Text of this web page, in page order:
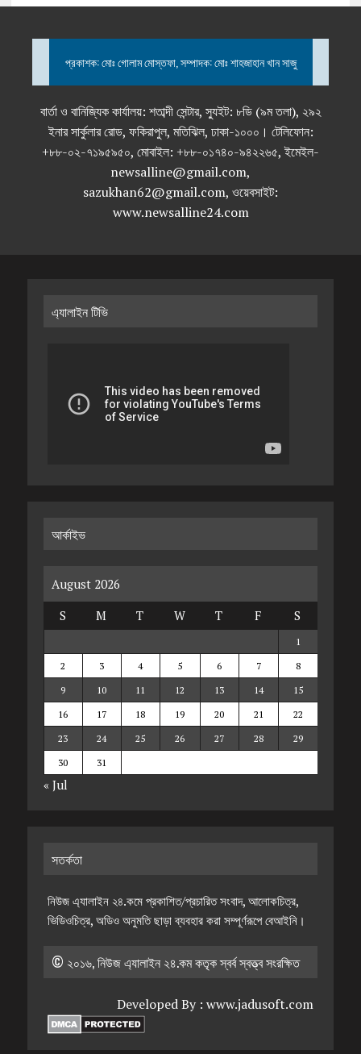
প্রকাশক: মোঃ গোলাম মোস্তফা, সম্পাদক: মোঃ শাহজাহান খান সাজু
বার্তা ও বানিজ্যিক কার্যালয়: শতাব্দী সেন্টার, স্যুইট: ৮ডি (৯ম তলা), ২৯২
ইনার সার্কুলার রোড, ফকিরাপুল, মতিঝিল, ঢাকা-১০০০। টেলিফোন:
+৮৮-০২-৭১৯৫৯৫০, মোবাইল: +৮৮-০১৭৪০-৯৪২২৬৫, ইমেইল-
newsalline@gmail.com,
sazukhan62@gmail.com, ওয়েবসাইট:
www.newsalline24.com
এ্যালাইন টিভি
আর্কাইভ
August 2026
S
M T W T F S
1
2
3 4 5 6 7
8
9
10 11 12 13 14
15
16
17 18 19 20 21
22
23
24 25 26 27 28
29
30
31
« Jul
সতর্কতা
নিউজ এ্যালাইন ২৪.কমে প্রকাশিত/প্রচারিত সংবাদ, আলোকচিত্র,
ভিডিওচিত্র, অডিও অনুমতি ছাড়া ব্যবহার করা সম্পূর্ণরূপে বেআইনি।
© ২০১৬, নিউজ এ্যালাইন ২৪.কম কতৃক স্বর্ব স্বত্ত্ব সংরক্ষিত
Developed By :www.jadusoft.com